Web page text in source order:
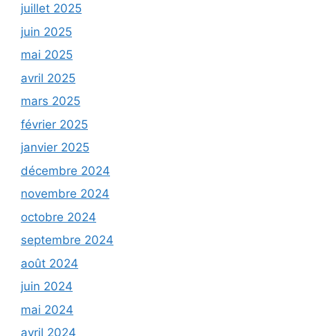
juillet 2025
juin 2025
mai 2025
avril 2025
mars 2025
février 2025
janvier 2025
décembre 2024
novembre 2024
octobre 2024
septembre 2024
août 2024
juin 2024
mai 2024
avril 2024